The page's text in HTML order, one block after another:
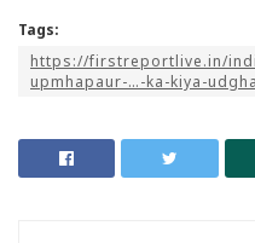
Tags:
https://firstreportlive.in/
upmhapaur-…-ka-kiya-